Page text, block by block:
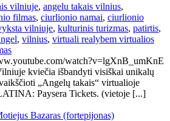
vilniuje, angelu takais vilnius,
filmas, ciurlionio namai, ciurlionio
vilniuje, kulturinis turizmas, patirtis,
, vilnius, virtuali realybem virtualios
watch?v=lgXnB_umKnE
kviečia išbandyti visiškai unikalų
„Angelų takais“ virtualioje
Paysera Tickets. (vietoje [...]
Bazaras (fortepijonas)